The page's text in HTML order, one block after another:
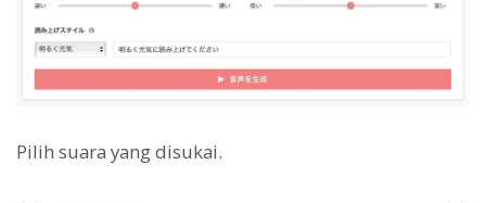
Pilih suara yang disukai.